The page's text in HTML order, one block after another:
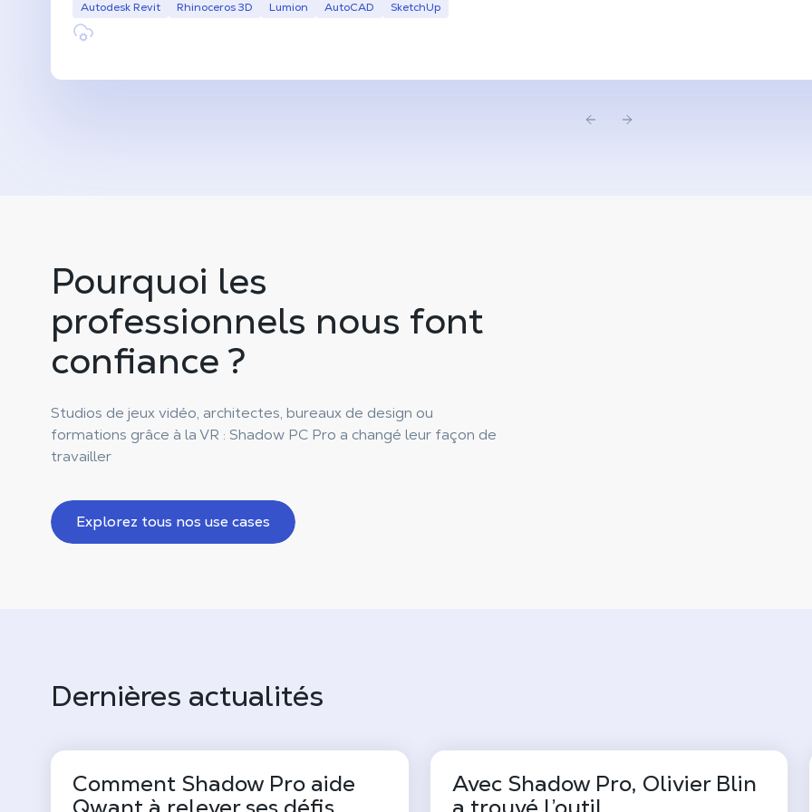
Autodesk Revit Rhinoceros 3D Lumion AutoCAD SketchUp
Pourquoi les
professionnels nous font
confiance ?
Studios de jeux vidéo, architectes, bureaux de design ou
formations grâce à la VR : Shadow PC Pro a changé leur façon de
travailler
Explorez tous nos use cases
Dernières actualités
Comment Shadow Pro aide
Avec Shadow Pro, Olivier Blin